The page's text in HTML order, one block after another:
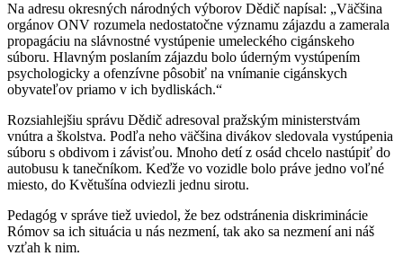
Na adresu okresných národných výborov Dědič napísal: „Väčšina
orgánov ONV rozumela nedostatočne významu zájazdu a zamerala
propagáciu na slávnostné vystúpenie umeleckého cigánskeho
súboru. Hlavným poslaním zájazdu bolo úderným vystúpením
psychologicky a ofenzívne pôsobiť na vnímanie cigánskych
obyvateľov priamo v ich bydliskách.“
Rozsiahlejšiu správu Dědič adresoval pražským ministerstvám
vnútra a školstva. Podľa neho väčšina divákov sledovala vystúpenia
súboru s obdivom i závisťou. Mnoho detí z osád chcelo nastúpiť do
autobusu k tanečníkom. Keďže vo vozidle bolo práve jedno voľné
miesto, do Květušína odviezli jednu sirotu.
Pedagóg v správe tiež uviedol, že bez odstránenia diskriminácie
Rómov sa ich situácia u nás nezmení, tak ako sa nezmení ani náš
vzťah k nim.